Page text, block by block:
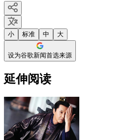
小 标准 中 大
设为谷歌新闻首选来源
延伸阅读